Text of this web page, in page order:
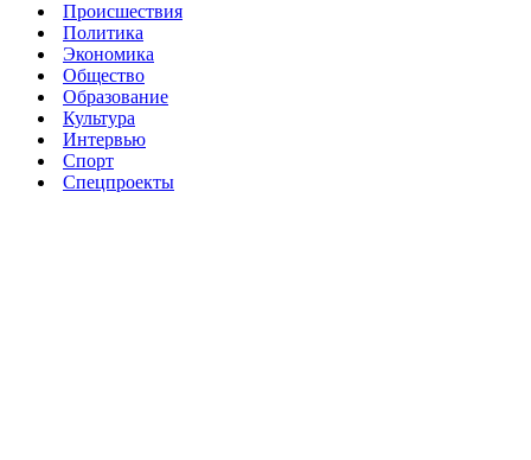
Происшествия
Политика
Экономика
Общество
Образование
Культура
Интервью
Спорт
Спецпроекты